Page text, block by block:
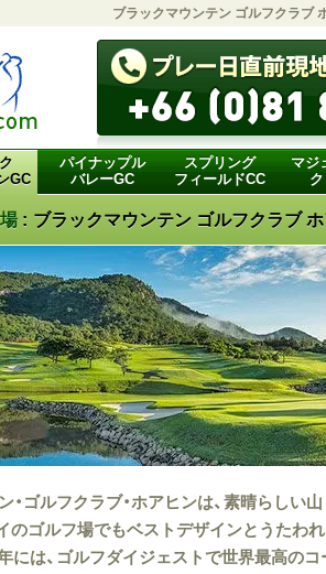
ブラックマウンテン ゴルフクラブ
GC
パイナップル
バレーGC
スプリング
フィールドCC
マジ
: ブラックマウンテン ゴルフクラブ
・ゴルフクラブ・ホアヒンは、素晴らしい
のゴルフ場でもベストデザインとうたわ
には、ゴルフダイジェストで世界最高のコ